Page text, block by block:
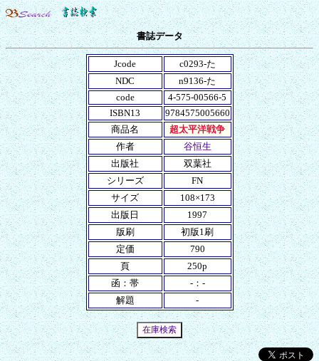
書誌データ
Jcode
c0293-た
NDC
n9136-た
code
4-575-00566-5
ISBN13
9784575005660
商品名
超太平洋戦争
作者
谷恒生
出版社
双葉社
シリーズ
FN
サイズ
108×173
出版日
1997
版刷
初版1刷
定価
790
頁
250p
函：帯
-：-
解題
-